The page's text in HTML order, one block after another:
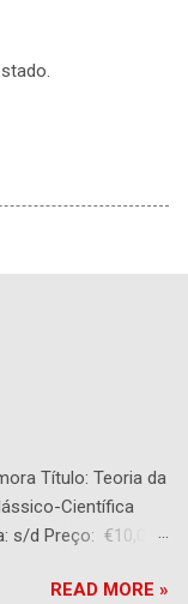
Título: Teoria da
Científica
s/d Preço: €10,00
READ MORE »